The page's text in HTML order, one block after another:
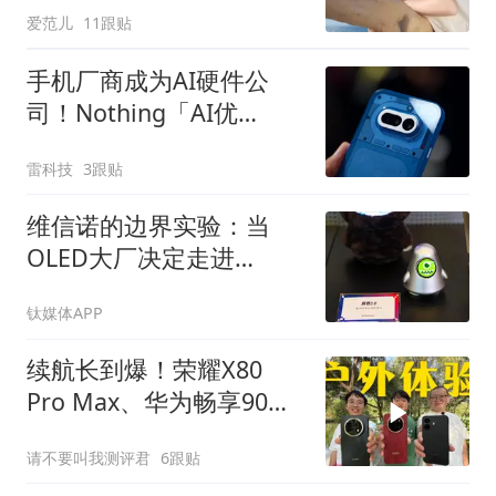
爱范儿 11跟贴
手机厂商成为AI硬件公
司！Nothing「AI优
雷科技 3跟贴
维信诺的边界实验：当
OLED大厂决定走进
钛媒体APP
续航长到爆！荣耀X80
Pro Max、华为畅享90
Pro户外体验
请不要叫我测评君 6跟贴